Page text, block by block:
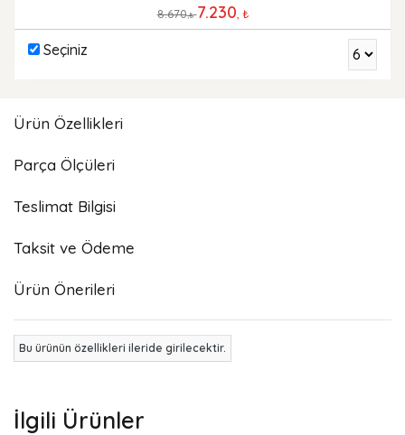
8.670,₺ 7.230 , ₺
Seçiniz
Ürün Özellikleri
Parça Ölçüleri
Teslimat Bilgisi
Taksit ve Ödeme
Ürün Önerileri
Bu ürünün özellikleri ileride girilecektir.
İlgili Ürünler